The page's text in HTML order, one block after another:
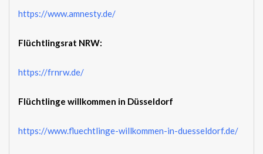
https://www.amnesty.de/
Flüchtlingsrat NRW:
https://frnrw.de/
Flüchtlinge willkommen in Düsseldorf
https://www.fluechtlinge-willkommen-in-duesseldorf.de/